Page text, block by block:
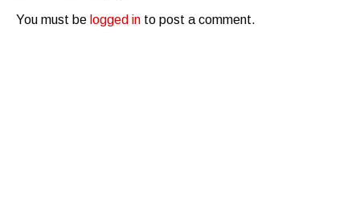
You must be logged in to post a comment.